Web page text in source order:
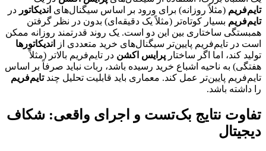
تایم‌فریم (مثلاً روزانه) برای ورود بر اساس سیگنال‌های اندیکاتور در
تایم‌فریم بسیار کوتاه‌تر (مثلاً یک دقیقه‌ای) بدون در نظر گرفتن
همبستگی ساختاری بین این دو است. یک روند قدرتمند روزانه ممکن
است در تایم‌فریم پایین‌تر سیگنال‌های خرید متعددی از
اندیکاتورها
تولید کند، اما اگر ساختار پرایس اکشن در تایم‌فریم بالاتر (مثلاً
هفتگی) به ناحیه اشباع خرید رسیده باشد، ربات نباید صرفاً بر اساس
تایم‌فریم پایین‌تر عمل کند. معماری باید قابلیت تحلیل چندتایم‌فریم
را داشته باشد.
تفاوت نتایج بک‌تست و اجرای واقعی: شکاف
دیجیتال